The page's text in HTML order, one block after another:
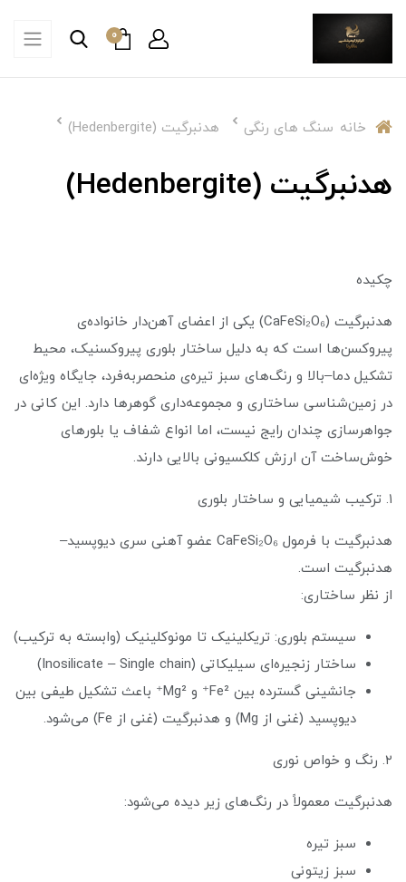
0
خانه سنگ های رنگی هدنبرگیت (Hedenbergite)
هدنبرگیت (Hedenbergite)
چکیده
هدنبرگیت (CaFeSi₂O₆) یکی از اعضای آهن‌دار خانواده‌ی
پیروکسن‌ها است که به دلیل ساختار بلوری پیروکسنیک، محیط
تشکیل دما–بالا و رنگ‌های سبز تیره‌ی منحصربه‌فرد، جایگاه ویژه‌ای
در زمین‌شناسی ساختاری و مجموعه‌داری گوهرها دارد. این کانی در
جواهرسازی چندان رایج نیست، اما انواع شفاف یا بلورهای
خوش‌ساخت آن ارزش کلکسیونی بالایی دارند.
۱. ترکیب شیمیایی و ساختار بلوری
هدنبرگیت با فرمول CaFeSi₂O₆ عضو آهنی سری دیوپسید–
هدنبرگیت است.
از نظر ساختاری:
سیستم بلوری: تریکلینیک تا مونوکلینیک (وابسته به ترکیب)
ساختار زنجیره‌ای سیلیکاتی (Inosilicate – Single chain)
جانشینی گسترده بین Fe²⁺ و Mg²⁺ باعث تشکیل طیفی بین
دیوپسید (غنی از Mg) و هدنبرگیت (غنی از Fe) می‌شود.
۲. رنگ و خواص نوری
هدنبرگیت معمولاً در رنگ‌های زیر دیده می‌شود:
سبز تیره
سبز زیتونی